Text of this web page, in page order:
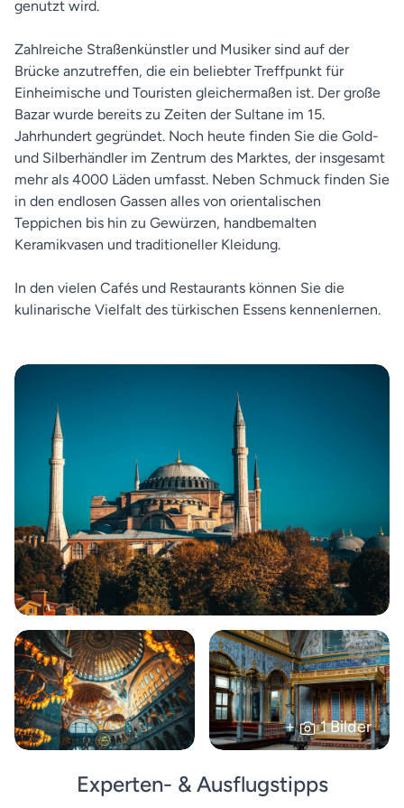
genutzt wird.
Zahlreiche Straßenkünstler und Musiker sind auf der
Brücke anzutreffen, die ein beliebter Treffpunkt für
Einheimische und Touristen gleichermaßen ist. Der große
Bazar wurde bereits zu Zeiten der Sultane im 15.
Jahrhundert gegründet. Noch heute finden Sie die Gold-
und Silberhändler im Zentrum des Marktes, der insgesamt
mehr als 4000 Läden umfasst. Neben Schmuck finden Sie
in den endlosen Gassen alles von orientalischen
Teppichen bis hin zu Gewürzen, handbemalten
Keramikvasen und traditioneller Kleidung.
In den vielen Cafés und Restaurants können Sie die
kulinarische Vielfalt des türkischen Essens kennenlernen.
+ 1 Bilder
Experten- & Ausflugstipps